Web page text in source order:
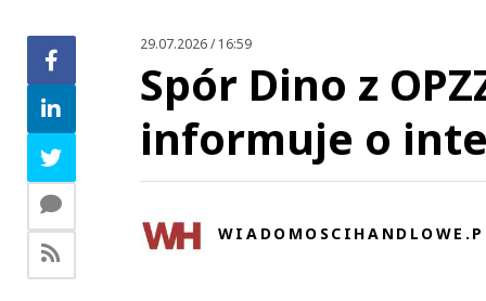
29.07.2026 / 16:59
Spór Dino z
informuje o